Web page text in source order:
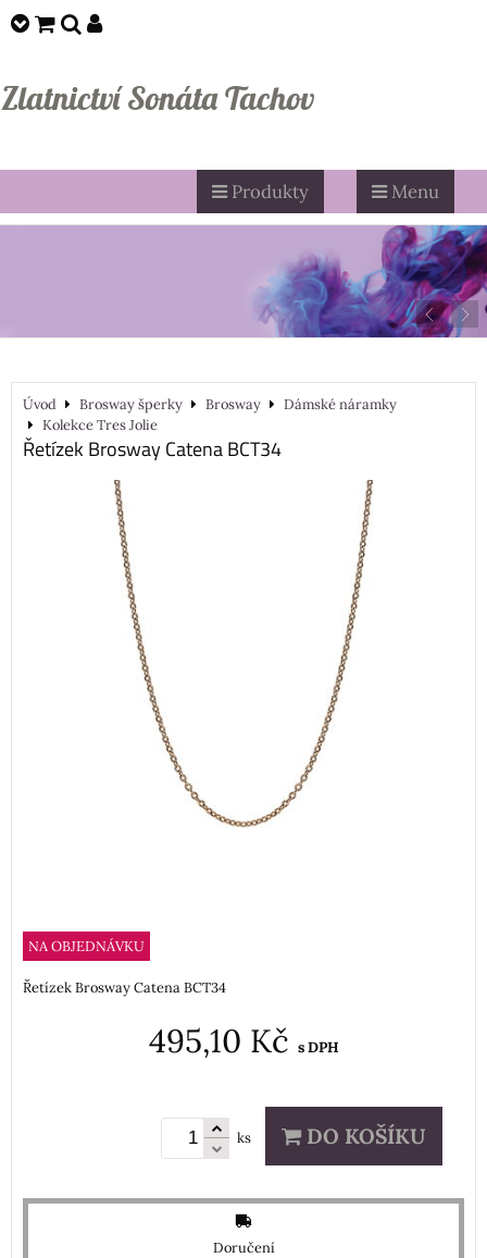
Zlatnictví Sonáta Tachov
Produkty Menu
Úvod Brosway šperky Brosway
Dámské náramky
Kolekce Tres Jolie
Řetízek Brosway Catena BCT34
NA OBJEDNÁVKU
Řetízek Brosway Catena BCT34
495,10 Kč s DPH
ks DO KOŠÍKU
Doručení